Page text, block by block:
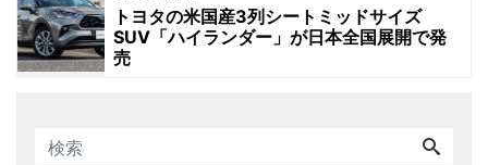
トヨタの米国産3列シートミッドサイズ
SUV「ハイランダー」が日本全国展開で発
売